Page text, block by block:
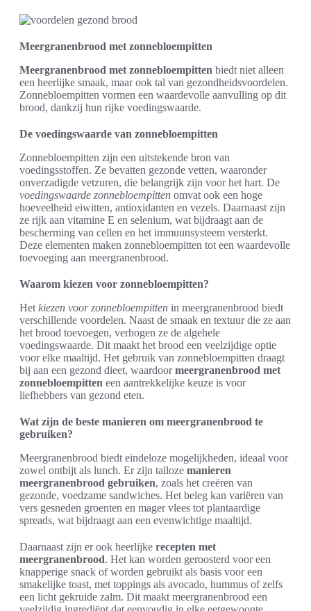
Meergranenbrood met zonnebloempitten
Meergranenbrood met zonnebloempitten biedt niet alleen
een heerlijke smaak, maar ook tal van gezondheidsvoordelen.
Zonnebloempitten vormen een waardevolle aanvulling op dit
brood, dankzij hun rijke voedingswaarde.
De voedingswaarde van zonnebloempitten
Zonnebloempitten zijn een uitstekende bron van
voedingsstoffen. Ze bevatten gezonde vetten, waaronder
onverzadigde vetzuren, die belangrijk zijn voor het hart. De
voedingswaarde zonnebloempitten omvat ook een hoge
hoeveelheid eiwitten, antioxidanten en vezels. Daarnaast zijn
ze rijk aan vitamine E en selenium, wat bijdraagt aan de
bescherming van cellen en het immuunsysteem versterkt.
Deze elementen maken zonnebloempitten tot een waardevolle
toevoeging aan meergranenbrood.
Waarom kiezen voor zonnebloempitten?
Het kiezen voor zonnebloempitten in meergranenbrood biedt
verschillende voordelen. Naast de smaak en textuur die ze aan
het brood toevoegen, verhogen ze de algehele
voedingswaarde. Dit maakt het brood een veelzijdige optie
voor elke maaltijd. Het gebruik van zonnebloempitten draagt
bij aan een gezond dieet, waardoormeergranenbrood met
zonnebloempitten een aantrekkelijke keuze is voor
liefhebbers van gezond eten.
Wat zijn de beste manieren om meergranenbrood te
gebruiken?
Meergranenbrood biedt eindeloze mogelijkheden, ideaal voor
zowel ontbijt als lunch. Er zijn talloze manieren
meergranenbrood gebruiken, zoals het creëren van
gezonde, voedzame sandwiches. Het beleg kan variëren van
vers gesneden groenten en mager vlees tot plantaardige
spreads, wat bijdraagt aan een evenwichtige maaltijd.
Daarnaast zijn er ook heerlijke recepten met
meergranenbrood. Het kan worden geroosterd voor een
knapperige snack of worden gebruikt als basis voor een
smakelijke toast, met toppings als avocado, hummus of zelfs
een licht gekruide zalm. Dit maakt meergranenbrood een